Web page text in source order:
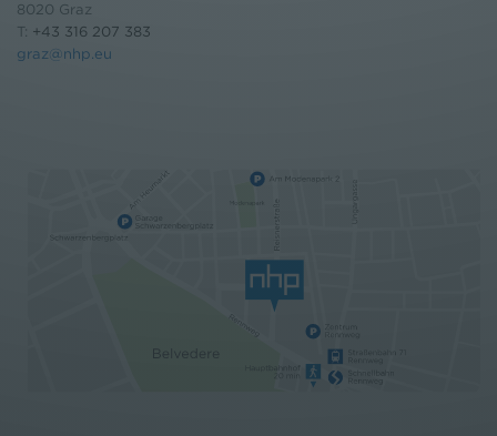
8020 Graz
T: +43 316 207 383
graz@nhp.eu